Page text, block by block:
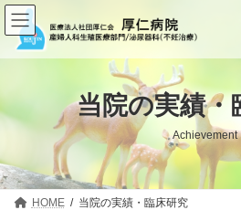
コ
ン
テ
ン
キ
ナ
ビ
ゲ
ー
に
当院の実績・
Achievement
HOME 当院の実績・臨床研究